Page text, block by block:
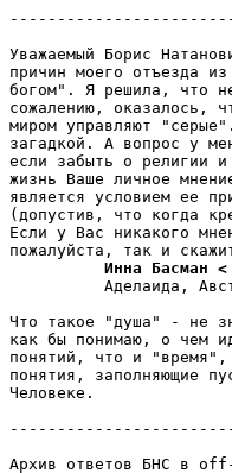
Уважаемый Борис
причин моего отъезда
богом". Я решила, что
сожалению, оказалось,
миром упpавляют
загадкой. А вопрос у
если забыть о религии
жизнь Ваше личное
является условием ее
(допустив, что когда
Если у Вас никакого
Инна Басман
Аделаида,
Что такое "душа" - не
как бы понимаю, о чем
понятий, что и
понятия, заполняющие
Человеке.
Архив ответов БНС в